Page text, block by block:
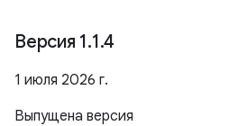
Версия 1.1.4
1 июля 2026 г.
Выпущена версия